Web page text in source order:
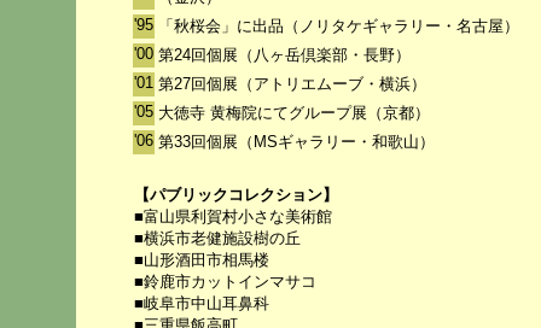
'95
「秋桜会」に出品（ノリタケギャラリー・名古屋）
'00 第24回個展（八ヶ岳倶楽部・長野）
'01 第27回個展（アトリエムーブ・横浜）
'05 大徳寺 黄梅院にてグループ展（京都）
'06 第33回個展（MSギャラリー・和歌山）
【パブリックコレクション】
■富山県利賀村小さな美術館
■横浜市老健施設樹の丘
■山形酒田市相馬楼
■鈴鹿市カットインマサコ
■岐阜市中山耳鼻科